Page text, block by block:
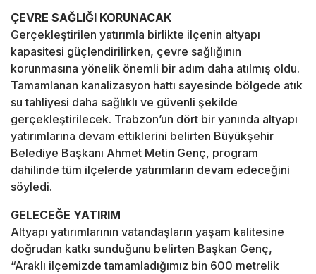
ÇEVRE SAĞLIĞI KORUNACAK
Gerçekleştirilen yatırımla birlikte ilçenin altyapı
kapasitesi güçlendirilirken, çevre sağlığının
korunmasına yönelik önemli bir adım daha atılmış oldu.
Tamamlanan kanalizasyon hattı sayesinde bölgede atık
su tahliyesi daha sağlıklı ve güvenli şekilde
gerçekleştirilecek. Trabzon’un dört bir yanında altyapı
yatırımlarına devam ettiklerini belirten Büyükşehir
Belediye Başkanı Ahmet Metin Genç, program
dahilinde tüm ilçelerde yatırımların devam edeceğini
söyledi.
GELECEĞE YATIRIM
Altyapı yatırımlarının vatandaşların yaşam kalitesine
doğrudan katkı sunduğunu belirten Başkan Genç,
“Araklı ilçemizde tamamladığımız bin 600 metrelik